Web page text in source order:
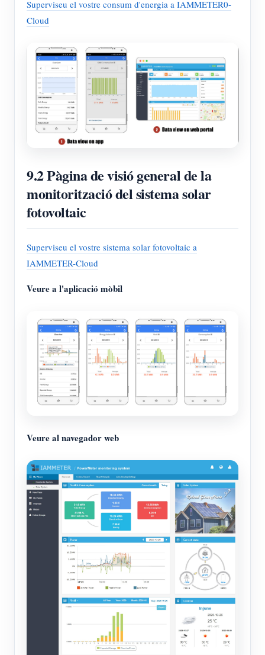
Superviseu el vostre consum d'energia a IAMMETER0-
Cloud
9.2 Pàgina de visió general de la
monitorització del sistema solar
fotovoltaic
Superviseu el vostre sistema solar fotovoltaic a
IAMMETER-Cloud
Veure a l'aplicació mòbil
Veure al navegador web